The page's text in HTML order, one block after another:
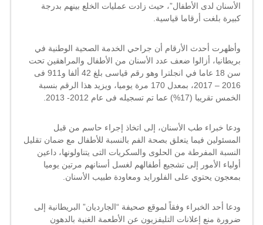
بسبب
الأطفال
مغلقة
الأسنان لدى الأطفال”، حيث زادت عمليات الخلع بينهم بدرجة
كبيرة بلغت أرقاما قياسية.
وأظهرت أحدث الأرقام أن جراحي الخدمة الصحية الوطنية في
بريطانيا، أزالوا ضعف عدد الأسنان من الأطفال والمراهقين تحت
سن 18 عاما في انجلترا وهو رقم قياسى بلغ 42 ألفا و911 فى
2016 – 2017، بمعدل 170 مرة يوميا، ويزيد هذا الرقم بنسبة
الخمس تقريبا (17%) عما تم تسجيله فى عام 2012- 2013
.
ودعا خبراء طب الأسنان، إلى اتخاذ إجراء حاسم من قبل
المسئولين فيما يتعلق بصحة الفم بالنسبة للأطفال مع ضمان تقليل
النسبة المفرطة من الحلوى والسكريات التى يتناولونها، داعين
أولياء الأمور إلى تشجيع أطفالهم لغسل أسنانهم مرتين يوميا
بمعجون يحتوي على الفلورايد ومعاودة طبيب الأسنان.
ودعا أحد الخبراء وفقاً لموقع صحيفة “الجارديان” البريطانية إلى
ضرورة منع إعلانات التليفزيون عن الأطعمة الغنية بالدهون